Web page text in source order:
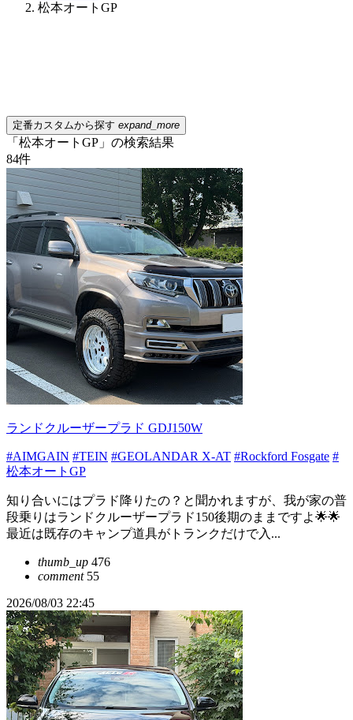
松本オートGP
定番カスタムから探す expand_more
「松本オートGP」の検索結果
84件
ランドクルーザープラド GDJ150W
#AIMGAIN #TEIN #GEOLANDAR X-AT #Rockford Fosgate #
松本オートGP
知り合いにはプラド降りたの？と聞かれますが、我が家の普
段乗りはランドクルーザープラド150後期のままですよ🌟🌟
最近は既存のキャンプ道具がトランクだけで入...
thumb_up 476
comment55
2026/08/03 22:45